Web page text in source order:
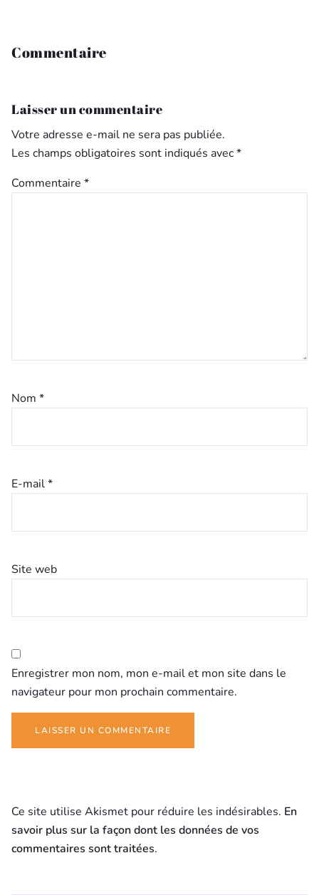
Commentaire
Laisser un commentaire
Votre adresse e-mail ne sera pas publiée.
Les champs obligatoires sont indiqués avec*
Commentaire *
Nom *
E-mail*
Site web
Enregistrer mon nom, mon e-mail et mon site dans le
navigateur pour mon prochain commentaire.
Ce site utilise Akismet pour réduire les indésirables. En
savoir plus sur la façon dont les données de vos
commentaires sont traitées.